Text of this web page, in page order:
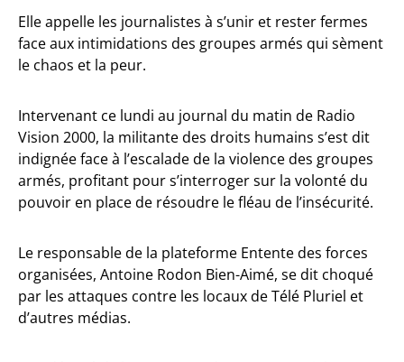
Elle appelle les journalistes à s’unir et rester fermes
face aux intimidations des groupes armés qui sèment
le chaos et la peur.
Intervenant ce lundi au journal du matin de Radio
Vision 2000, la militante des droits humains s’est dit
indignée face à l’escalade de la violence des groupes
armés, profitant pour s’interroger sur la volonté du
pouvoir en place de résoudre le fléau de l’insécurité.
Le responsable de la plateforme Entente des forces
organisées, Antoine Rodon Bien-Aimé, se dit choqué
par les attaques contre les locaux de Télé Pluriel et
d’autres médias.